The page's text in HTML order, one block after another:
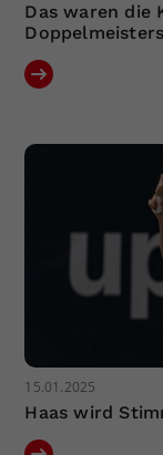
Das waren die
15.01.2025
Haas wird